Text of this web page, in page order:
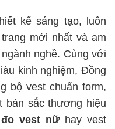
kế sáng tạo, luôn
mới nhất và am
nghề. Cùng với
kinh nghiệm, Đồng
bộ vest chuẩn form,
bản sắc thương hiệu
vest nữ hay vest